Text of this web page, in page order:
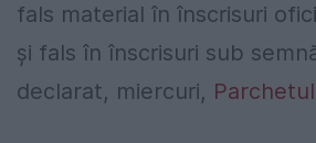
fals material în înscrisuri
şi fals în înscrisuri sub
declarat, miercuri,